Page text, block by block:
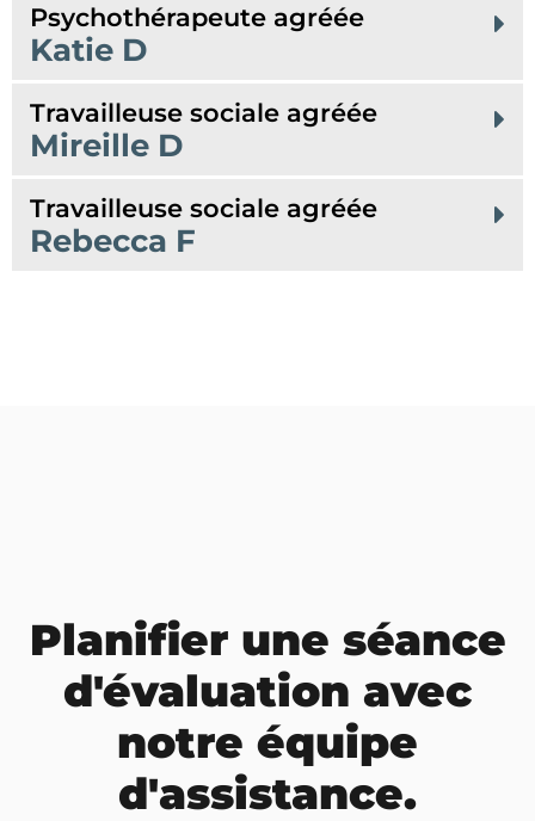
Psychothérapeute agréée
Katie D
Travailleuse sociale agréée
Mireille D
Travailleuse sociale agréée
Rebecca F
Planifier une séance
d'évaluation avec
notre équipe
d'assistance.